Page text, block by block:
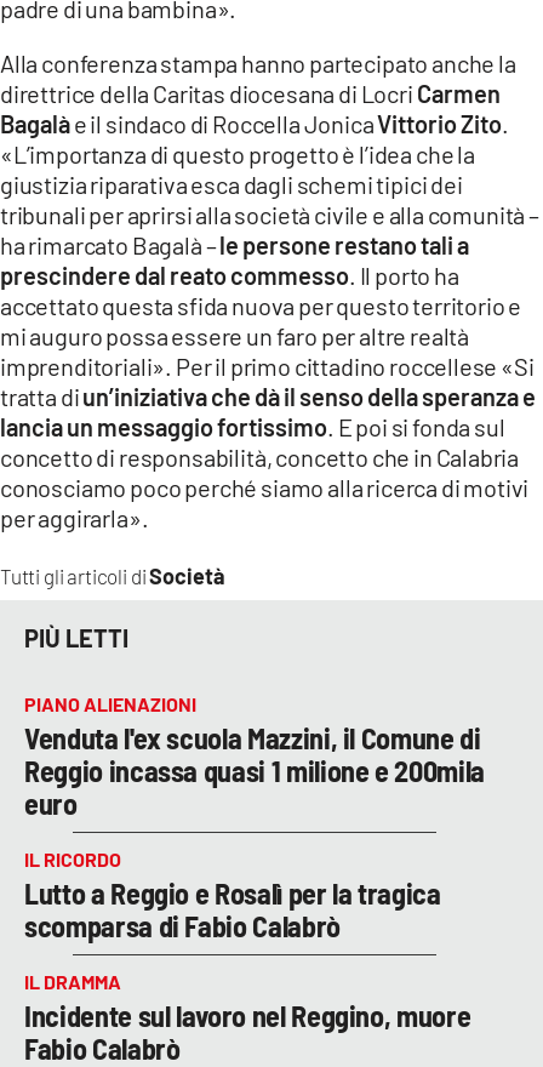
Tutti gli articoli diSocietà
padre di una bambina».
Alla conferenza stampa hanno partecipato anche la
direttrice della Caritas diocesana di Locri Carmen
Bagalàe il sindaco di Roccella JonicaVittorio Zito
«L’importanza di questo progetto è l’idea che la
giustizia riparativa esca dagli schemi tipici dei
tribunali per aprirsi alla società civile e alla comunità –
ha rimarcato Bagalà –le persone restano tali a
prescindere dal reato commesso . Il porto ha
accettato questa sfida nuova per questo territorio e
mi auguro possa essere un faro per altre realtà
imprenditoriali». Per il primo cittadino roccellese «Si
tratta diun’iniziativa che dà il senso della speranza e
lancia un messaggio fortissimo . E poi si fonda sul
concetto di responsabilità, concetto che in Calabria
conosciamo poco perché siamo alla ricerca di motivi
per aggirarla».
PIÙ LETTI
PIANO ALIENAZIONI
Venduta l'ex scuola Mazzini, il Comune di
Reggio incassa quasi 1 milione e 200mila
euro
IL RICORDO
Lutto a Reggio e Rosalì per la tragica
scomparsa di Fabio Calabrò
IL DRAMMA
Incidente sul lavoro nel Reggino, muore
Fabio Calabrò